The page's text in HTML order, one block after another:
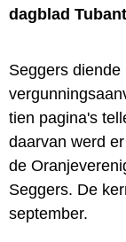
dagblad
Seggers
tien pagina's
daarvan werd
de
Seggers. De
september.